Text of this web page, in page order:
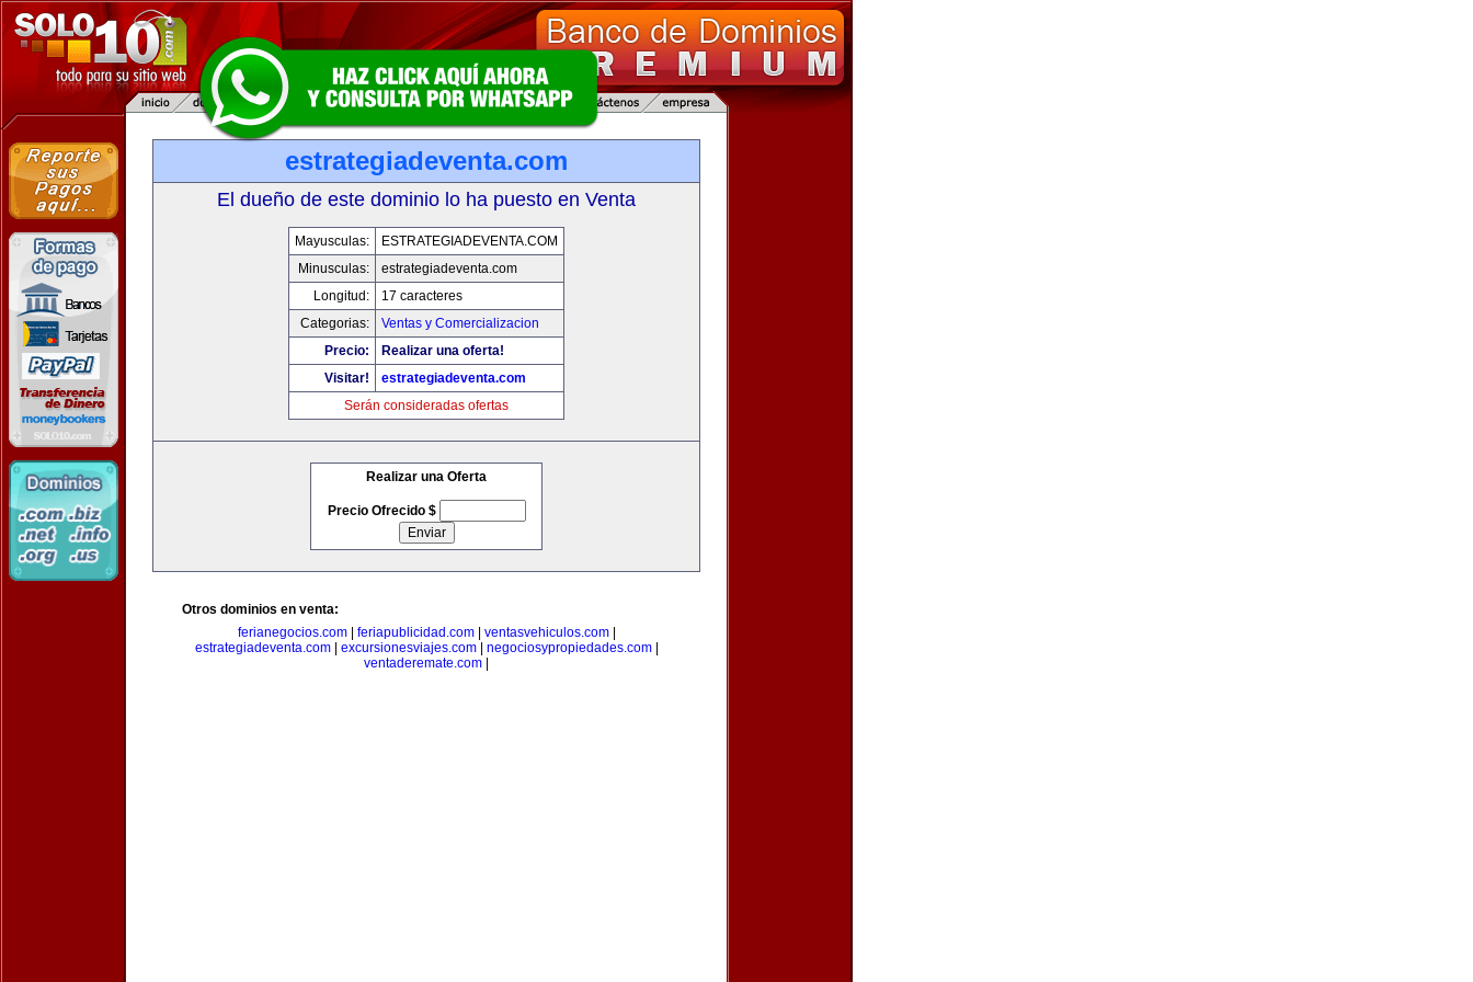
estrategiadeventa.com
El dueño de este dominio lo ha puesto en Venta
Mayusculas:
ESTRATEGIADEVENTA.COM
Minusculas:
estrategiadeventa.com
Longitud:
17 caracteres
Categorias:
Ventas y Comercializacion
Precio:
Realizar una oferta!
Visitar!
estrategiadeventa.com
Serán consideradas ofertas
Realizar una Oferta
Precio Ofrecido $
Otros dominios en venta:
ferianegocios.com| feriapublicidad.com| ventasvehiculos.com|
estrategiadeventa.com| excursionesviajes.com| negociosypropiedades.com|
ventaderemate.com